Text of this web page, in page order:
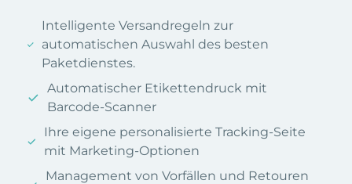
Intelligente Versandregeln zur
automatischen Auswahl des besten
Paketdienstes.
Automatischer Etikettendruck mit
Barcode-Scanner
Ihre eigene personalisierte Tracking-Seite
mit Marketing-Optionen
Management von Vorfällen und Retouren